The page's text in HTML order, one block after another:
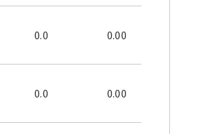
0.0 0.00
0.0 0.00